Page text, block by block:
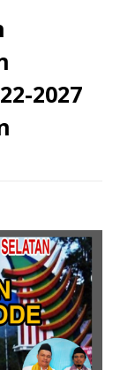
2027